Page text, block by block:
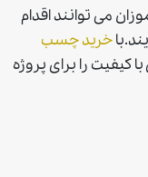
می توانند اقدام
خريد چسب
را برای پروژه